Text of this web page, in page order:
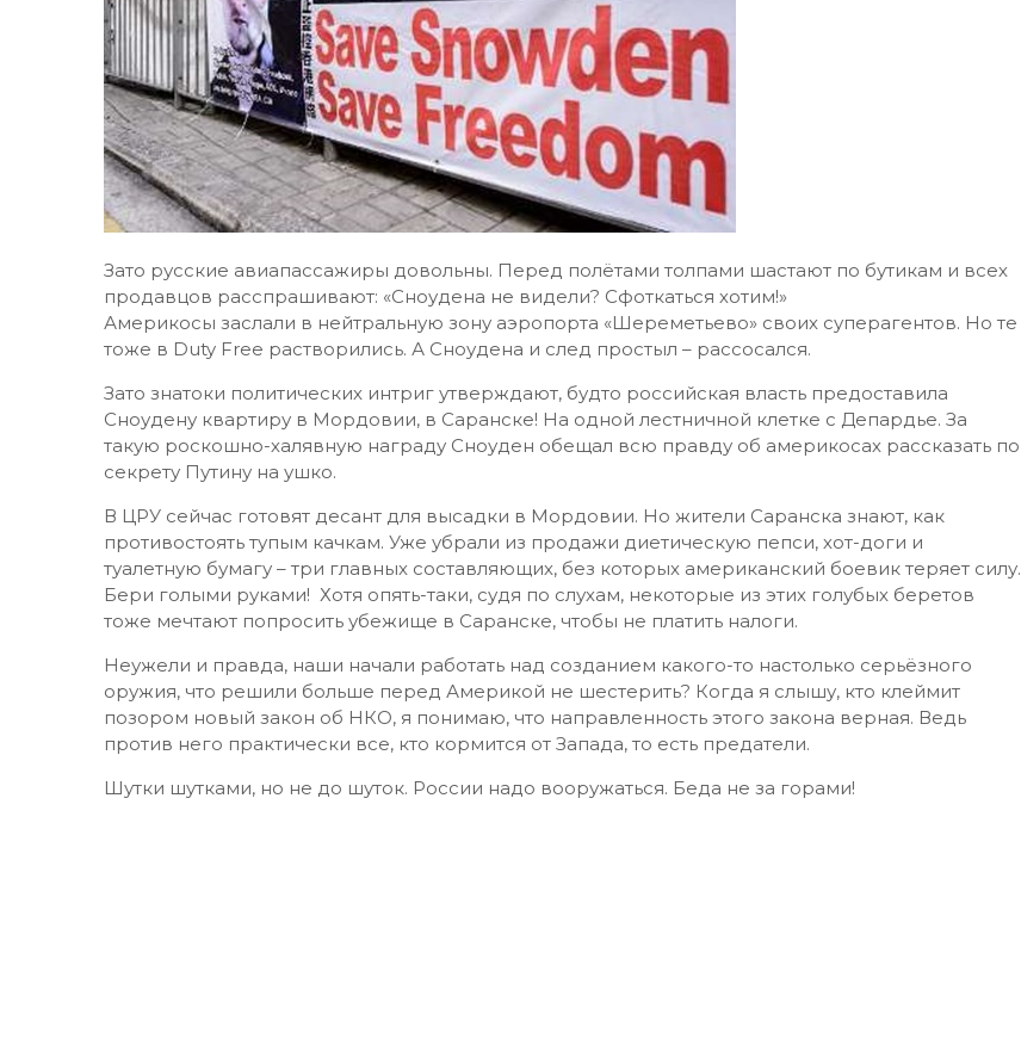
Зато русские авиапассажиры довольны. Перед полётами толпами шастают по бутикам и всех
продавцов расспрашивают: «Сноудена не видели? Сфоткаться хотим!»
Америкосы заслали в нейтральную зону аэропорта «Шереметьево» своих суперагентов. Но те
тоже в Duty Free растворились. А Сноудена и след простыл – рассосался.
Зато знатоки политических интриг утверждают, будто российская власть предоставила
Сноудену квартиру в Мордовии, в Саранске! На одной лестничной клетке с Депардье. За
такую роскошно-халявную награду Сноуден обещал всю правду об америкосах рассказать по
секрету Путину на ушко.
В ЦРУ сейчас готовят десант для высадки в Мордовии. Но жители Саранска знают, как
противостоять тупым качкам. Уже убрали из продажи диетическую пепси, хот-доги и
туалетную бумагу – три главных составляющих, без которых американский боевик теряет силу.
Бери голыми руками! Хотя опять-таки, судя по слухам, некоторые из этих голубых беретов
тоже мечтают попросить убежище в Саранске, чтобы не платить налоги.
Неужели и правда, наши начали работать над созданием какого-то настолько серьёзного
оружия, что решили больше перед Америкой не шестерить? Когда я слышу, кто клеймит
позором новый закон об НКО, я понимаю, что направленность этого закона верная. Ведь
против него практически все, кто кормится от Запада, то есть предатели.
Шутки шутками, но не до шуток. России надо вооружаться. Беда не за горами!